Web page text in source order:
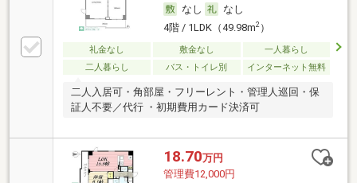
なし
なし
4階 / 1LDK（49.98m2）
礼金なし 敷金なし
一人暮らし
二人暮らし
バス・トイレ別 インターネット無料
二人入居可・角部屋・フリーレント・管理人巡回・保
証人不要／代行 ・初期費用カード決済可
18.70万円
管理費12,000円